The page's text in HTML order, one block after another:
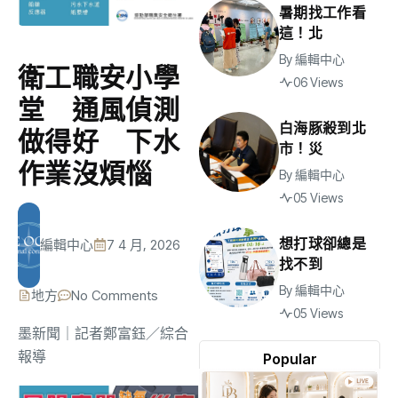
衛工職安小學
堂 通風偵測
做得好 下水
作業沒煩惱
編輯中心 7 4 月, 2026
地方 No Comments
墨新聞 ｜記者鄭富鈺／綜合
報導
Popular
暑期找工作看
這！北
By編輯中心
06 Views
白海豚殺到北
市！災
By編輯中心
05 Views
想打球卻總是
找不到
By編輯中心
05 Views